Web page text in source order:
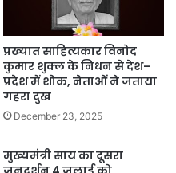
प्रख्यात साहित्यकार विनोद
कुमार शुक्ल के निधन से देश–
प्रदेश में शोक, नेताओं ने जताया
गहरा दुख
December 23, 2025
मुख्यमंत्री साय का दूसरा